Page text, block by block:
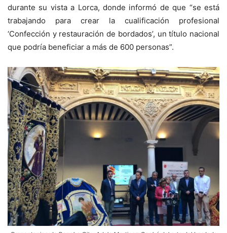
durante su vista a Lorca, donde informó de que “se está
trabajando para crear la cualificación profesional
‘Confección y restauración de bordados’, un título nacional
que podría beneficiar a más de 600 personas”.